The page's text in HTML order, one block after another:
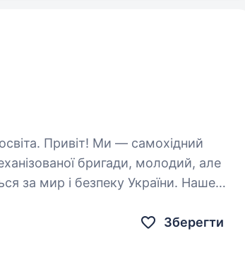
бригади, молодий, але
за мир і безпеку України. Наше
Зберегти